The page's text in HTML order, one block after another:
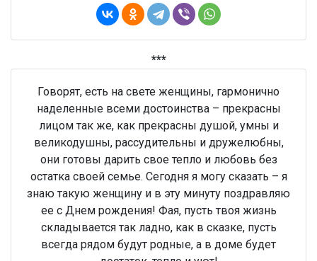
***
Говорят, есть на свете женщины, гармонично
наделенные всеми достоинства – прекрасны
лицом так же, как прекрасны душой, умны и
великодушны, рассудительны и дружелюбны,
они готовы дарить свое тепло и любовь без
остатка своей семье. Сегодня я могу сказать – я
знаю такую женщину и в эту минуту поздравляю
ее с Днем рождения! Фая, пусть твоя жизнь
складывается так ладно, как в сказке, пусть
всегда рядом будут родные, а в доме будет